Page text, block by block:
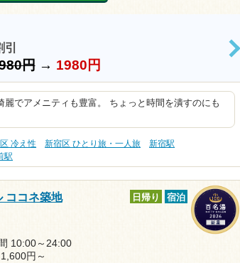
円→ 1980円
>
麗でアメニティも豊富。 ちょっと時間を潰すのにも
冷え性 新宿区 ひとり旅・一人旅
新宿駅
駅
ココネ築地
日帰り 宿泊
10:00～24:00
円～